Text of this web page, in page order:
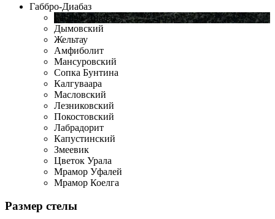
Габбро-Диабаз
Габбро-Диабаз
Дымовский
Жельтау
Амфиболит
Мансуровский
Сопка Бунтина
Калгуваара
Масловский
Лезниковский
Покостовский
Лабрадорит
Капустинский
Змеевик
Цветок Урала
Мрамор Уфалей
Мрамор Коелга
Размер стелы